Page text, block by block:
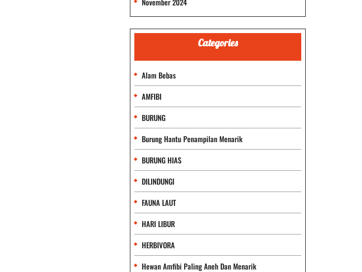
Categories
Alam Bebas
AMFIBI
BURUNG
Burung Hantu Penampilan Menarik
BURUNG HIAS
DILINDUNGI
FAUNA LAUT
HARI LIBUR
HERBIVORA
Hewan Amfibi Paling Aneh Dan Menarik